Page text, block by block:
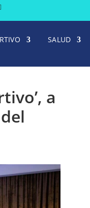
SALUD
a